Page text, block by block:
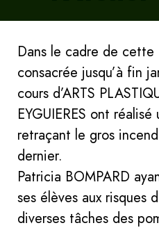
Dans le cadre de cette
consacrée jusqu’à fin
cours d’ARTS
EYGUIERES ont
retraçant le gros
dernier.
Patricia BOMPARD
ses élèves aux risques
diverses tâches des